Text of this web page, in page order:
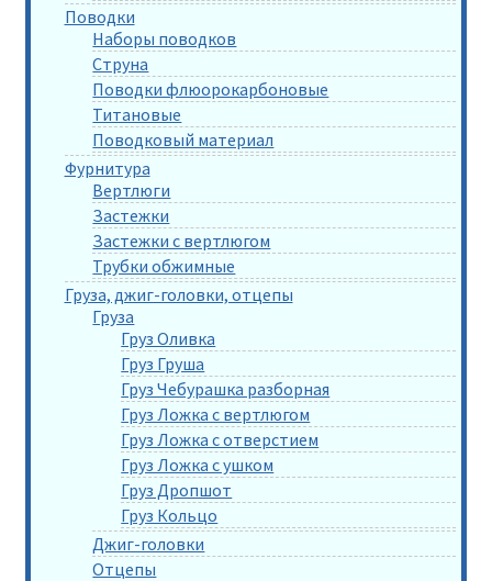
Поводки
Наборы поводков
Струна
Поводки флюорокарбоновые
Титановые
Поводковый материал
Фурнитура
Вертлюги
Застежки
Застежки с вертлюгом
Трубки обжимные
Груза, джиг-головки, отцепы
Груза
Груз Оливка
Груз Груша
Груз Чебурашка разборная
Груз Ложка с вертлюгом
Груз Ложка с отверстием
Груз Ложка с ушком
Груз Дропшот
Груз Кольцо
Джиг-головки
Отцепы